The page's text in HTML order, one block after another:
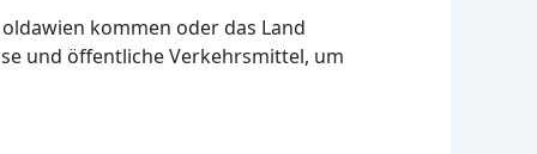
kommen oder das Land
und öffentliche Verkehrsmittel, um